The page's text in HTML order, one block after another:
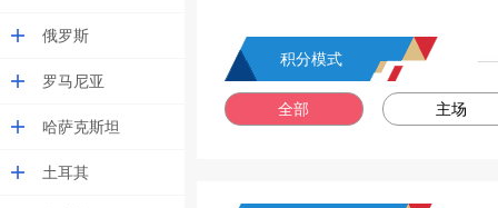
俄罗斯
罗马尼亚
哈萨克斯坦
土耳其
积分模式
全部 主场